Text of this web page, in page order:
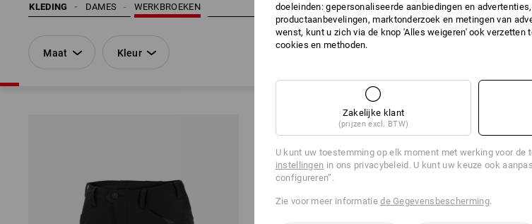
KLEDING WERKBROEKEN
DAMES
Maat Kleur
doeleinden: gepersonaliseerde aanbiedingen en
productaanbevelingen, marktonderzoek en metingen van
wenst, kunt u zich via de knop 'Alles weigeren' ook verzetten
cookies en methoden.
Zakelijke klant
(prijzen excl. BTW)
U kunt uw toestemming op elk moment met werking voor
instellingen in ons privacybeleid. U kunt uw keuze ook
configureren”.
Zie voor meer informatiede Gegevensbescherming.